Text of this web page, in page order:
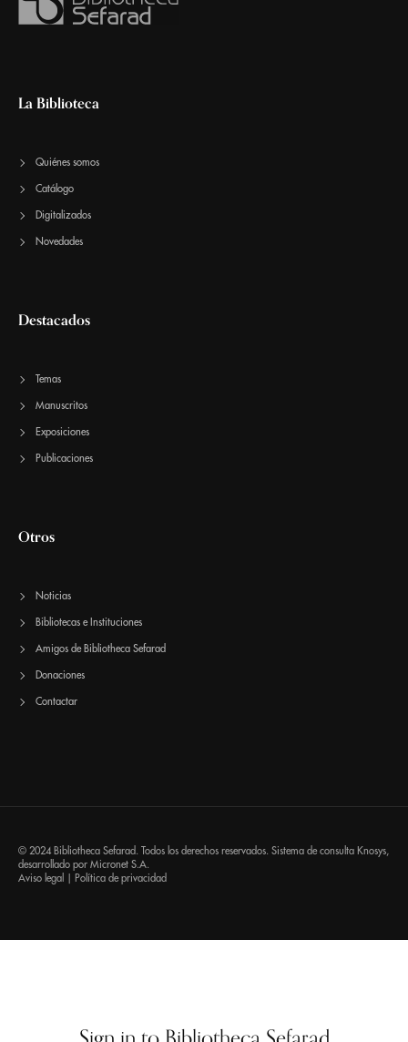
La Biblioteca
Quiénes somos
Catálogo
Digitalizados
Novedades
Destacados
Temas
Manuscritos
Exposiciones
Publicaciones
Otros
Noticias
Bibliotecas e Instituciones
Amigos de Bibliotheca Sefarad
Donaciones
Contactar
© 2024 Bibliotheca Sefarad. Todos los derechos reservados. Sistema de consulta Knosys
desarrollado por Micronet S.A.
Aviso legal
Política de privacidad